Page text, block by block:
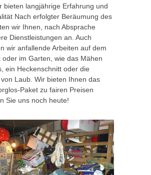
bieten langjährige Erfahrung und
Nach erfolgter Beräumung des
wir Ihnen, nach Absprache
Dienstleistungen an. Auch
wir anfallende Arbeiten auf dem
oder im Garten, wie das Mähen
ein Heckenschnitt oder die
Laub. Wir bieten Ihnen das
Paket zu fairen Preisen
Sie uns noch heute!